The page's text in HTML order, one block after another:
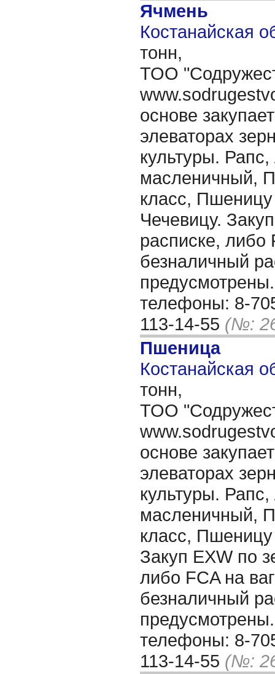
Ячмень
Костанайская
тонн,
ТОО
основе
элеваторах
культуры.
масленичный,
класс,
Чечевицу.
расписке, либо
безналичный
телефоны: 8-
113-14-55 (№:
Пшеница
Костанайская
тонн,
ТОО
основе
элеваторах
культуры.
масленичный,
класс,
Закуп EXW по
либо FCA на
безналичный
телефоны: 8-
113-14-55 (№: